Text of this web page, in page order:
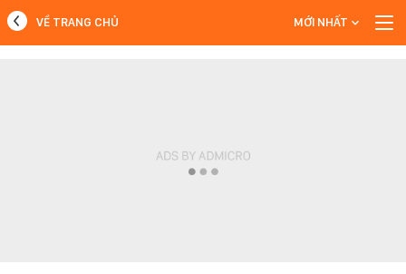
VỀ TRANG CHỦ MỚI NHẤT